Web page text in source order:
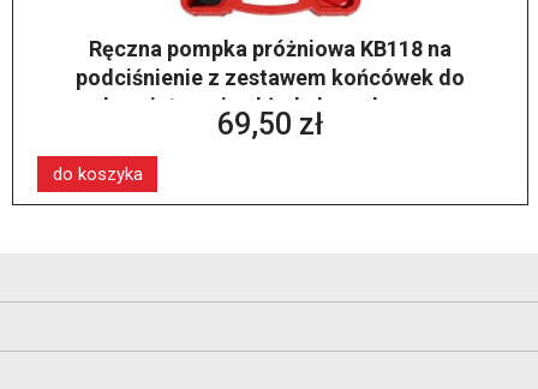
Ręczna pompka próżniowa KB118 na
podciśnienie z zestawem końcówek do
odpowietrzania układu hamulcowego
69,50 zł
do koszyka